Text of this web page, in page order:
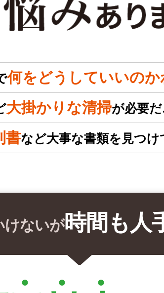
何をどうしていいの
大掛かりな清掃が必要
書など大事な書類を見つ
けないが時間も人